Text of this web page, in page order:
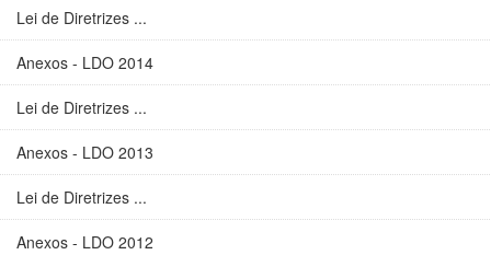
Lei de Diretrizes ...
Anexos - LDO 2014
Lei de Diretrizes ...
Anexos - LDO 2013
Lei de Diretrizes ...
Anexos - LDO 2012